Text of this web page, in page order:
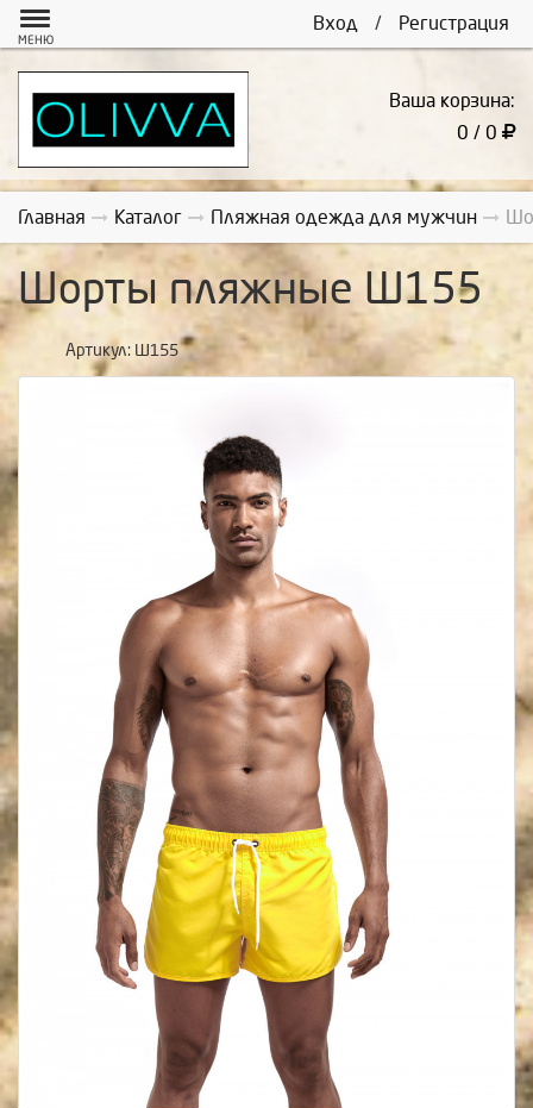
Вход / Регистрация
МЕНЮ
Ваша корзина:
0 / 0
Главная Каталог Пляжная одежда для мужчин
Шорты пляжные Ш155
Артикул: Ш155